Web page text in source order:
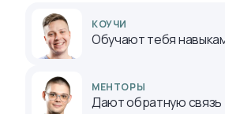
КОУЧИ
Обучают тебя
МЕНТОРЫ
Дают обратную связь